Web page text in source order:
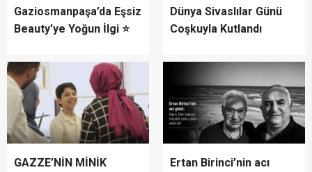
Gaziosmanpaşa’da Eşsiz
Beauty’ye Yoğun İlgi ⭐
Dünya Sivaslılar Günü
Coşkuyla Kutlandı
GAZZE’NİN MİNİK
Ertan Birinci’nin acı